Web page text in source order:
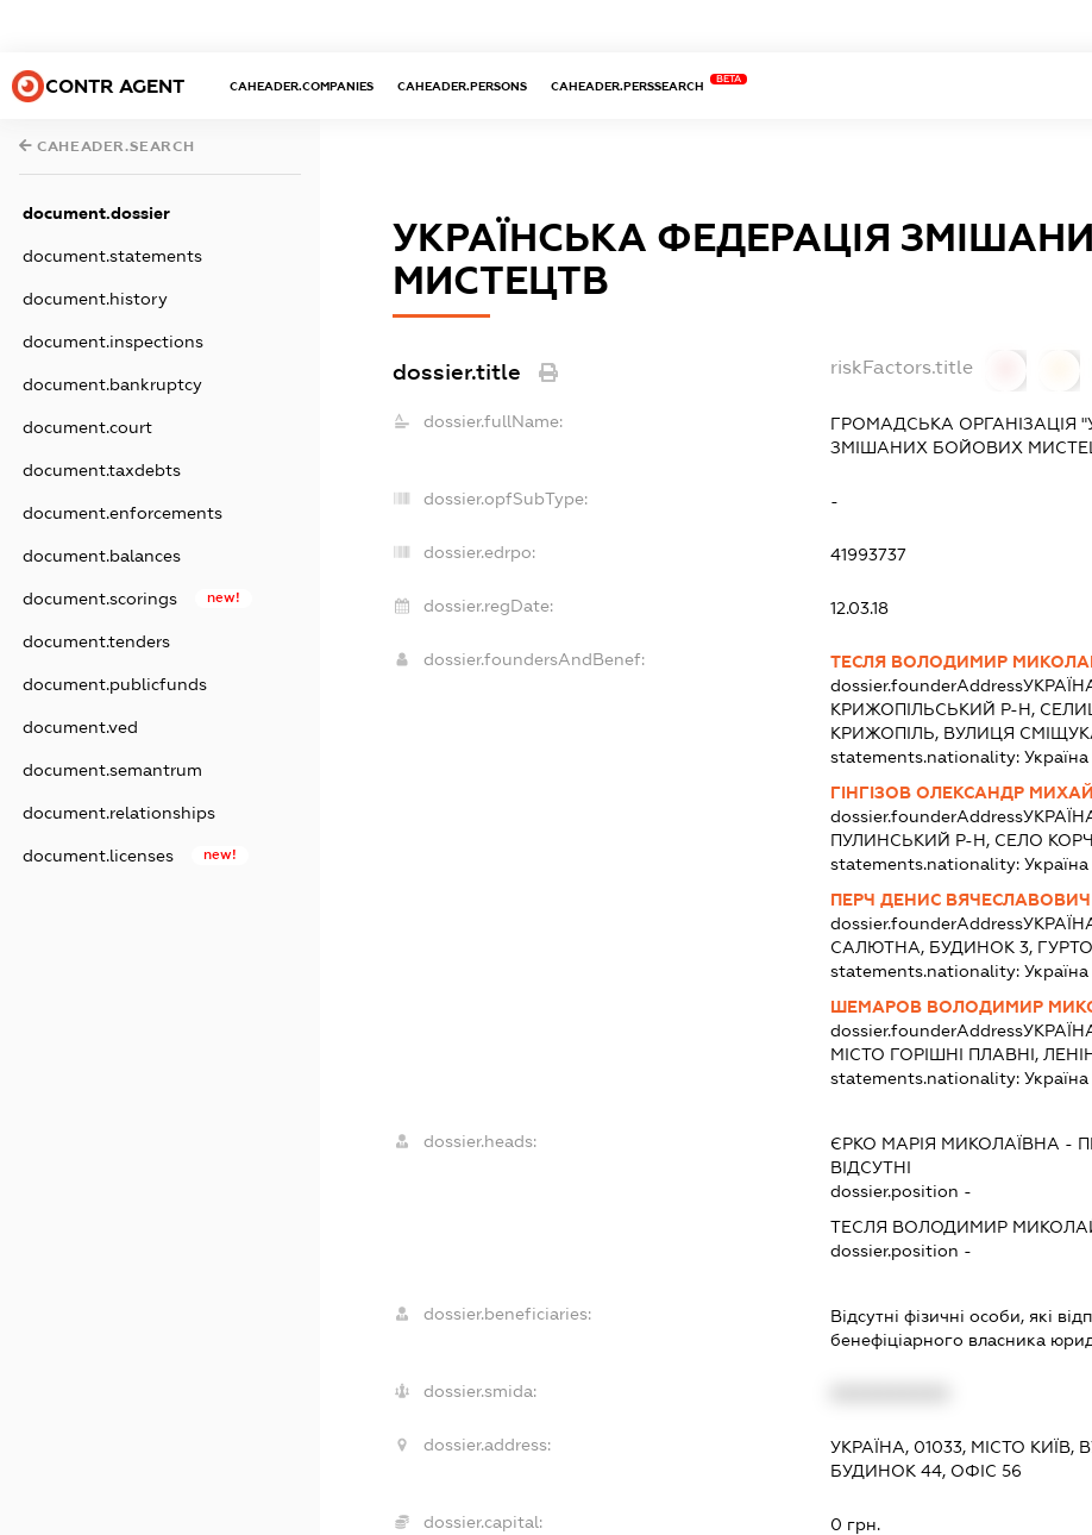
CONTR AGENT CAHEADER.COMPANIES CAHEADER.PERSONS CAHEADER.PERSSEARCH
BETA
CAHEADER.SEARCH
document.dossier
document.statements
document.history
document.inspections
document.bankruptcy
document.court
document.taxdebts
document.enforcements
document.balances
document.scorings new!
document.tenders
document.publicfunds
document.ved
document.semantrum
document.relationships
document.licenses new!
УКРАЇНСЬКА ФЕДЕРАЦІЯ
МИСТЕЦТВ
dossier.title riskFactors.title
dossier.fullName:
ГРОМАДСЬКА ОРГАНІЗАЦІЯ
ЗМІШАНИХ БОЙОВИХ
dossier.opfSubType: -
dossier.edrpo: 41993737
dossier.regDate: 12.03.18
dossier.foundersAndBenef:
ТЕСЛЯ ВОЛОДИМИР
dossier.founderAddress
КРИЖОПІЛЬСЬКИЙ Р-Н,
КРИЖОПІЛЬ, ВУЛИЦЯ
statements.nationality:Україна
ГІНГІЗОВ ОЛЕКСАНДР
dossier.founderAddress
ПУЛИНСЬКИЙ Р-Н, СЕЛО
statements.nationality:Україна
ПЕРЧ ДЕНИС ВЯЧЕСЛАВОВИЧ
dossier.founderAddress
САЛЮТНА, БУДИНОК 3,
statements.nationality:Україна
ШЕМАРОВ ВОЛОДИМИР
dossier.founderAddress
МІСТО ГОРІШНІ ПЛАВНІ,
statements.nationality:Україна
dossier.heads: ЄРКО МАРІЯ МИКОЛАЇВНА -
ВІДСУТНІ
dossier.position -
ТЕСЛЯ ВОЛОДИМИР
dossier.position -
dossier.beneficiaries:
Відсутні фізичні особи, які
бенефіціарного власника
dossier.smida:
dossier.address:
УКРАЇНА, 01033, МІСТО
БУДИНОК 44, ОФІС 56
dossier.capital: 0 грн.